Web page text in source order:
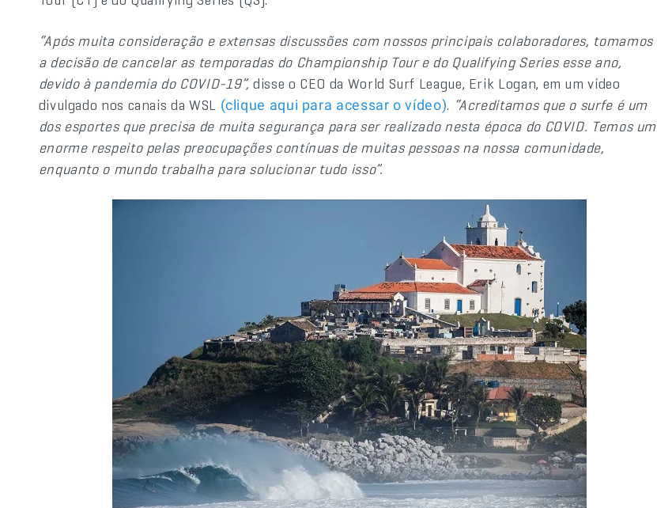
“Após muita consideração e extensas discussões com nossos principais colaboradores, tomamos
a decisão de cancelar as temporadas do Championship Tour e do Qualifying Series esse ano,
devido à pandemia do COVID-19”,disse o CEO da World Surf League, Erik Logan, em um vídeo
divulgado nos canais da WSL (clique aqui para acessar o vídeo). “Acreditamos que o surfe é um
dos esportes que precisa de muita segurança para ser realizado nesta época do COVID. Temos um
enorme respeito pelas preocupações contínuas de muitas pessoas na nossa comunidade,
enquanto o mundo trabalha para solucionar tudo isso”.